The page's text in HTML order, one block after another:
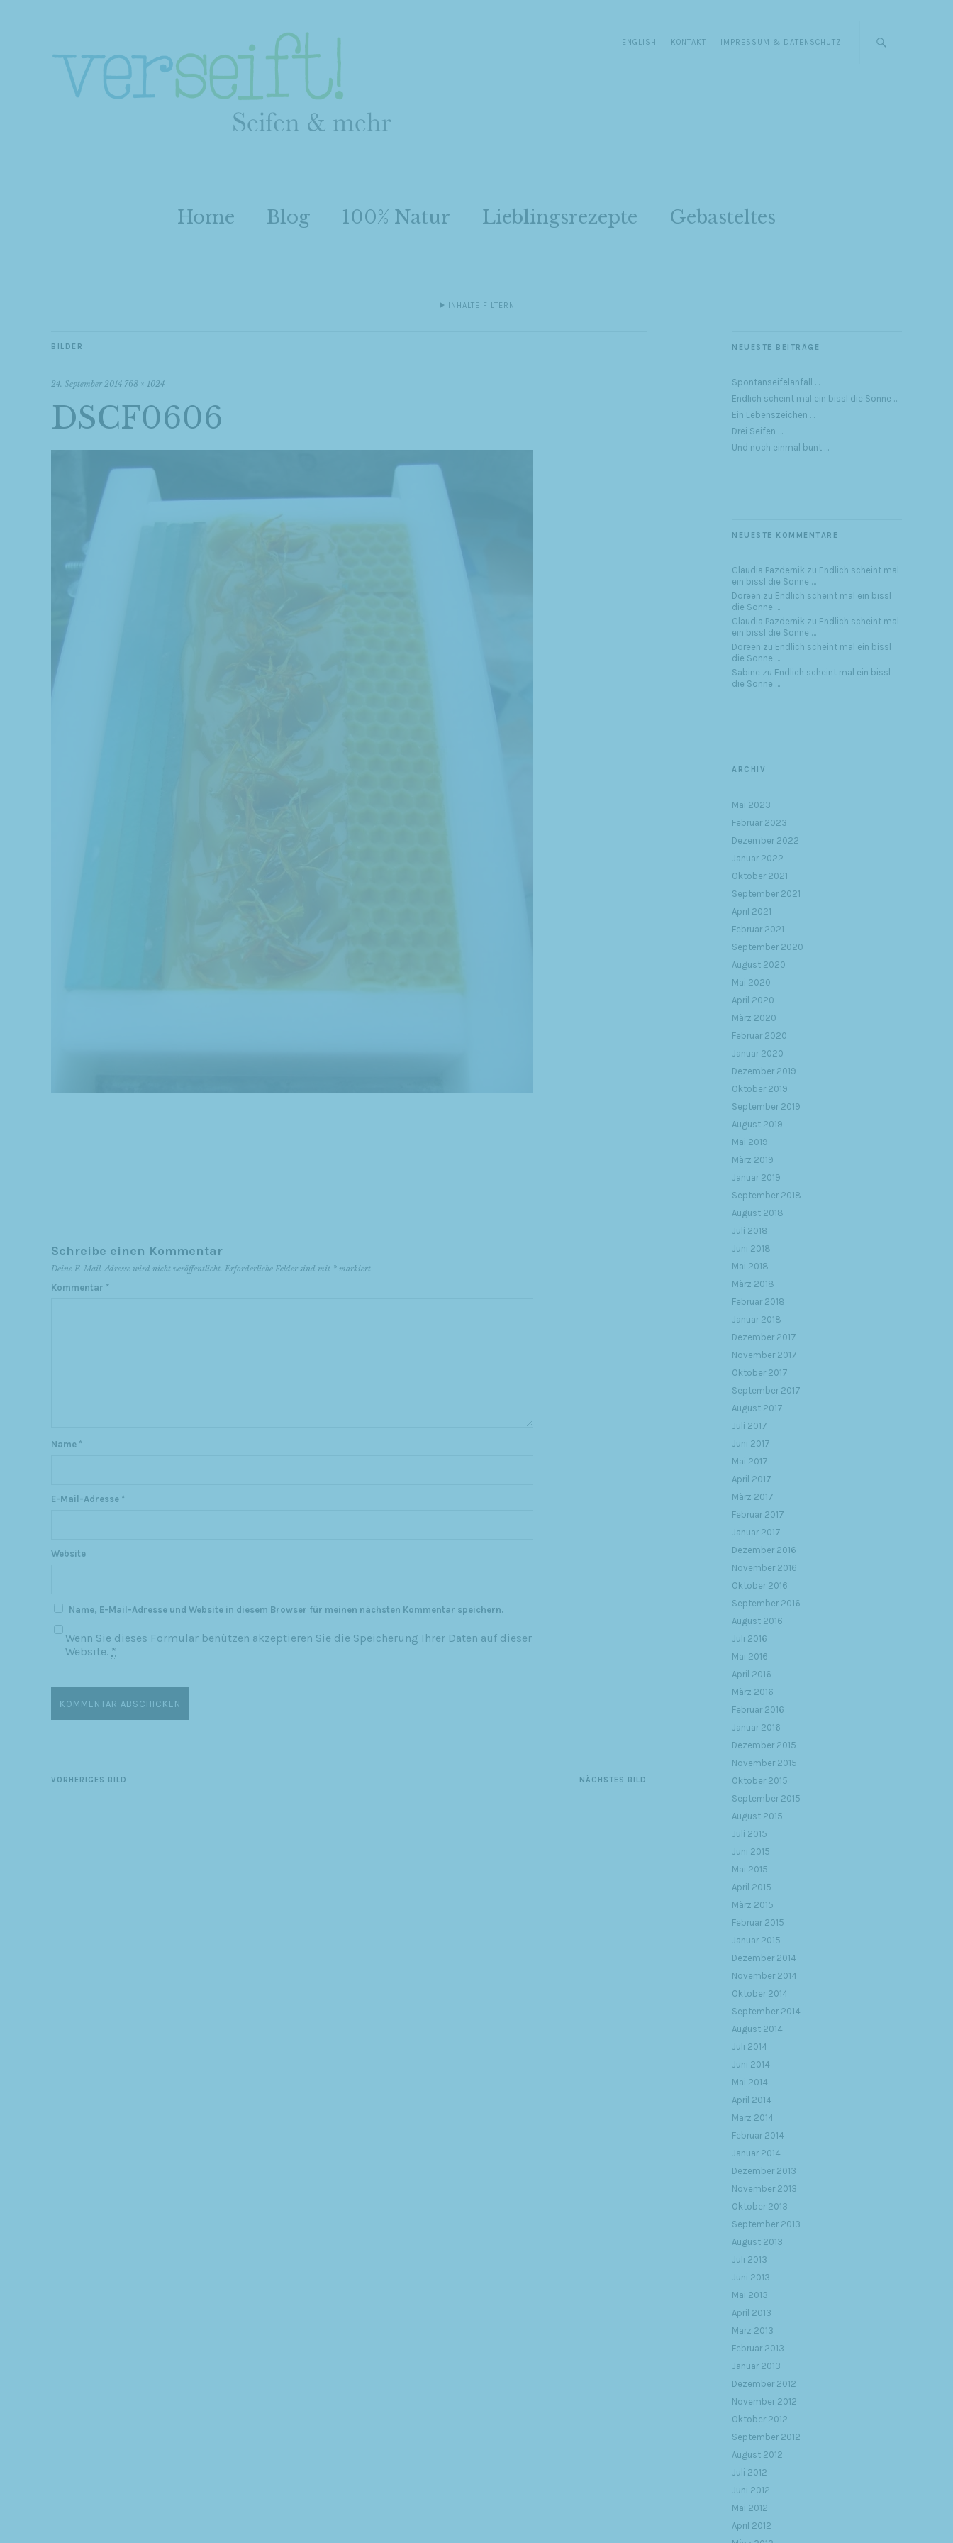
ENGLISH KONTAKT IMPRESSUM & DATENSCHUTZ
Home Blog 100% Natur Lieblingsrezepte Gebasteltes
INHALTE FILTERN
BILDER
24. September 2014 768 × 1024
DSCF0606
Schreibe einen Kommentar
Deine E-Mail-Adresse wird nicht veröffentlicht. Erforderliche Felder sind mit * markiert
Kommentar *
Name *
E-Mail-Adresse *
Website
Name, E-Mail-Adresse und Website in diesem Browser für meinen nächsten Kommentar speichern.
Wenn Sie dieses Formular benützen akzeptieren Sie die Speicherung Ihrer Daten auf dieser
Website. *
NÄCHSTES BILD
VORHERIGES BILD
NEUESTE BEITRÄGE
Spontanseifelanfall …
Endlich scheint mal ein bissl die Sonne …
Ein Lebenszeichen …
Drei Seifen …
Und noch einmal bunt …
NEUESTE KOMMENTARE
Claudia Pazdernik zu Endlich scheint mal
ein bissl die Sonne …
Doreen zu Endlich scheint mal ein bissl
die Sonne …
Claudia Pazdernik zu Endlich scheint mal
ein bissl die Sonne …
Doreen zu Endlich scheint mal ein bissl
die Sonne …
Sabine zu Endlich scheint mal ein bissl
die Sonne …
ARCHIV
Mai 2023
Februar 2023
Dezember 2022
Januar 2022
Oktober 2021
September 2021
April 2021
Februar 2021
September 2020
August 2020
Mai 2020
April 2020
März 2020
Februar 2020
Januar 2020
Dezember 2019
Oktober 2019
September 2019
August 2019
Mai 2019
März 2019
Januar 2019
September 2018
August 2018
Juli 2018
Juni 2018
Mai 2018
März 2018
Februar 2018
Januar 2018
Dezember 2017
November 2017
Oktober 2017
September 2017
August 2017
Juli 2017
Juni 2017
Mai 2017
April 2017
März 2017
Februar 2017
Januar 2017
Dezember 2016
November 2016
Oktober 2016
September 2016
August 2016
Juli 2016
Mai 2016
April 2016
März 2016
Februar 2016
Januar 2016
Dezember 2015
November 2015
Oktober 2015
September 2015
August 2015
Juli 2015
Juni 2015
Mai 2015
April 2015
März 2015
Februar 2015
Januar 2015
Dezember 2014
November 2014
Oktober 2014
September 2014
August 2014
Juli 2014
Juni 2014
Mai 2014
April 2014
März 2014
Februar 2014
Januar 2014
Dezember 2013
November 2013
Oktober 2013
September 2013
August 2013
Juli 2013
Juni 2013
Mai 2013
April 2013
März 2013
Februar 2013
Januar 2013
Dezember 2012
November 2012
Oktober 2012
September 2012
August 2012
Juli 2012
Juni 2012
Mai 2012
April 2012